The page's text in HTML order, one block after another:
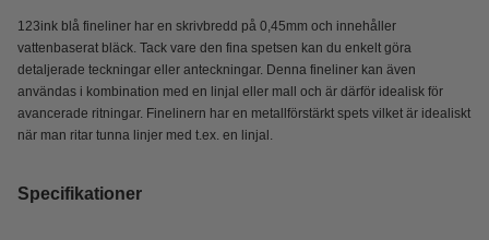
123ink blå fineliner har en skrivbredd på 0,45mm och innehåller
vattenbaserat bläck. Tack vare den fina spetsen kan du enkelt göra
detaljerade teckningar eller anteckningar. Denna fineliner kan även
användas i kombination med en linjal eller mall och är därför idealisk för
avancerade ritningar. Finelinern har en metallförstärkt spets vilket är idealiskt
när man ritar tunna linjer med t.ex. en linjal.
Specifikationer